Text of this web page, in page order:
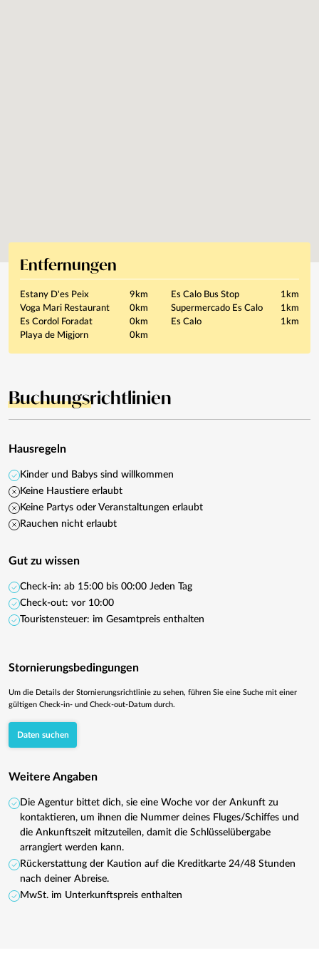
Entfernungen
Estany D'es Peix
9km
Voga Mari Restaurant
0km
Es Cordol Foradat
0km
Playa de Migjorn
0km
Es Calo Bus Stop
1km
Supermercado Es Calo
1km
Es Calo
1km
Buchungsrichtlinien
Hausregeln
Kinder und Babys sind willkommen
Keine Haustiere erlaubt
Keine Partys oder Veranstaltungen erlaubt
Rauchen nicht erlaubt
Gut zu wissen
Check-in: ab 15:00 bis 00:00 Jeden Tag
Check-out: vor 10:00
Touristensteuer: im Gesamtpreis enthalten
Stornierungsbedingungen
Um die Details der Stornierungsrichtlinie zu sehen, führen Sie eine Suche mit einer
gültigen Check-in- und Check-out-Datum durch.
Daten suchen
Weitere Angaben
Die Agentur bittet dich, sie eine Woche vor der Ankunft zu
kontaktieren, um ihnen die Nummer deines Fluges/Schiffes und
die Ankunftszeit mitzuteilen, damit die Schlüsselübergabe
arrangiert werden kann.
Rückerstattung der Kaution auf die Kreditkarte 24/48 Stunden
nach deiner Abreise.
MwSt. im Unterkunftspreis enthalten